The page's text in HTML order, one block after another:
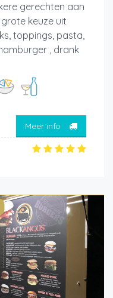
gerechten aan
keuze uit
toppings, pasta,
, drank
Meer info